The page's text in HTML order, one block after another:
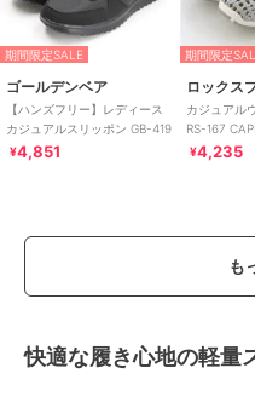
期間限定SALE
ゴールデンベア
【ハンズフリー】レディース
カジュアルスリッポン GB-419
¥4,851
期間限定
ロックス
カジュアル
RS-167
¥4,235
も
快適な履き心地の軽量